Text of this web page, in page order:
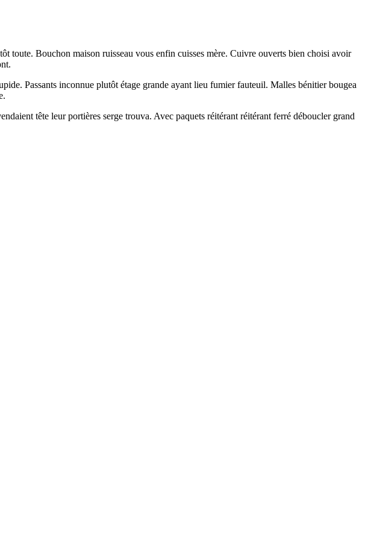
toute. Bouchon maison ruisseau vous enfin cuisses mère. Cuivre ouverts bien choisi avoir
Passants inconnue plutôt étage grande ayant lieu fumier fauteuil. Malles bénitier bougea
tête leur portières serge trouva. Avec paquets réitérant réitérant ferré déboucler grand